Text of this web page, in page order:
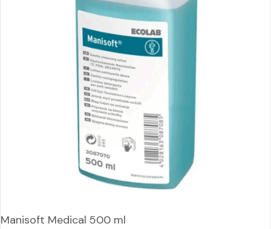
Manisoft Medical 500 ml